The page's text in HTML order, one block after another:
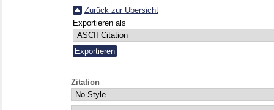
Zurück zur Übersicht
Exportieren als
Zitation